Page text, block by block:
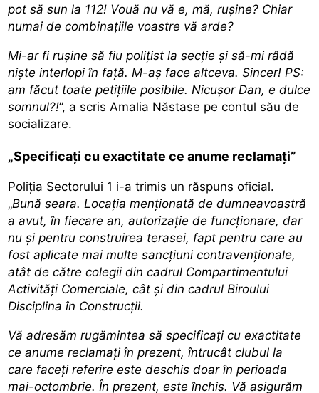
pot să sun la 112! Vouă nu vă e, mă, rușine? Chiar
numai de combinațiile voastre vă arde?
Mi-ar fi rușine să fiu polițist la secție și să-mi râdă
niște interlopi în față. M-aș face altceva. Sincer! PS:
am făcut toate petițiile posibile. Nicușor Dan, e dulce
somnul?!”, a scris Amalia Năstase pe contul său de
socializare.
„Specificați cu exactitate ce anume reclamați”
Poliția Sectorului 1 i-a trimis un răspuns oficial.
„Bună seara. Locația menționată de dumneavoastră
a avut, în fiecare an, autorizație de funcționare, dar
nu și pentru construirea terasei, fapt pentru care au
fost aplicate mai multe sancțiuni contravenționale,
atât de către colegii din cadrul Compartimentului
Activități Comerciale, cât și din cadrul Biroului
Disciplina în Construcții.
Vă adresăm rugămintea să specificați cu exactitate
ce anume reclamați în prezent, întrucât clubul la
care faceți referire este deschis doar în perioada
mai-octombrie. În prezent, este închis. Vă asigurăm